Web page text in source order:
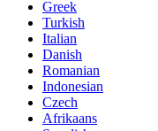
Greek
Turkish
Italian
Danish
Romanian
Indonesian
Czech
Afrikaans